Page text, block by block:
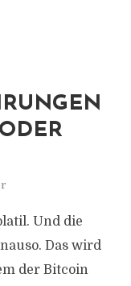
Und die
Das wird
der Bitcoin